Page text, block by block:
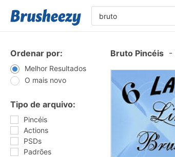
Ordenar por:
Melhor Resultados
O mais novo
Tipo de arquivo:
Pincéis
Actions
PSDs
Padrões
Bruto Pincéis -